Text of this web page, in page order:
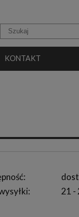
KONTAKT
21 -